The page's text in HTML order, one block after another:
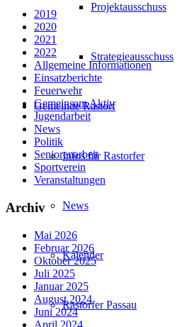
Projektausschuss
Strategieausschuss
Gemeinde Rastorf
Infos für Rastorfer
News
Kalender
Rastorfer Passau
2019
2020
2021
2022
Allgemeine Informationen
Einsatzberichte
Feuerwehr
Gemeinsam Aktiv
Jugendarbeit
News
Politik
Seniorenarbeit
Sportverein
Veranstaltungen
Archiv
Mai 2026
Februar 2026
Oktober 2025
Juli 2025
Januar 2025
August 2024
Juni 2024
April 2024